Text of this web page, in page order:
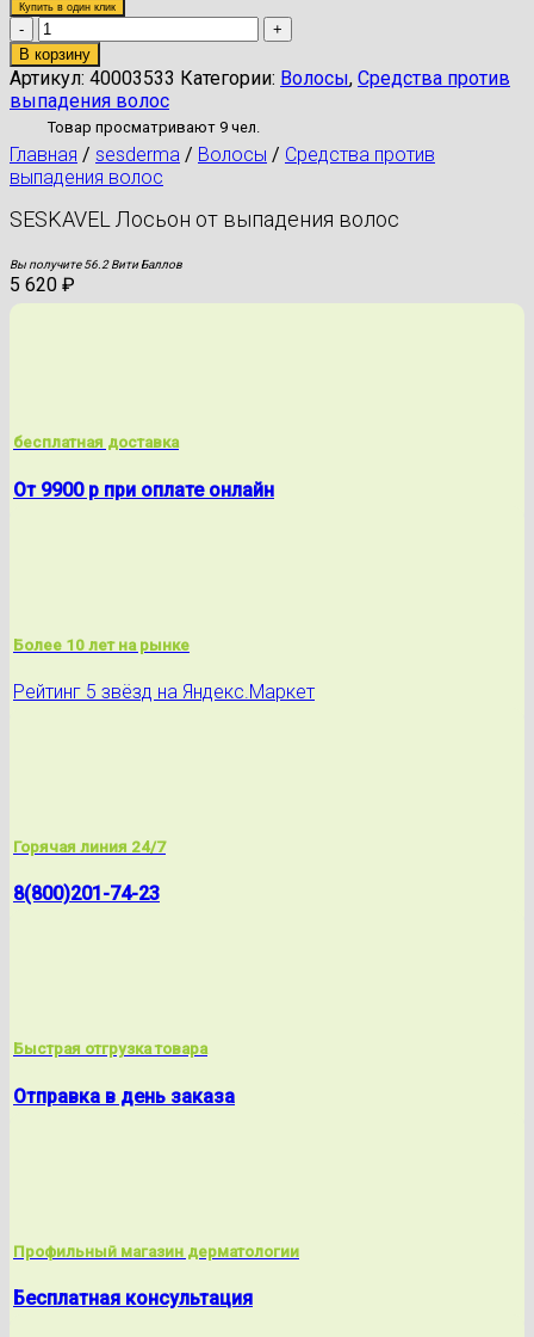
Купить в один клик
Количество
товара
SESKAVEL
Лосьон
от
выпадения
волос
В корзину
Артикул: 40003533 Категории: Волосы, Средства против
выпадения волос
Товар просматривают 9 чел.
Главная / sesderma / Волосы / Средства против
выпадения волос
SESKAVEL Лосьон от выпадения волос
Вы получите 56.2 Вити Баллов
5 620 ₽
бесплатная доставка
От 9900 р при оплате онлайн
Более 10 лет на рынке
Рейтинг 5 звёзд на Яндекс.Маркет
Горячая линия 24/7
8(800)201-74-23
Быстрая отгрузка товара
Отправка в день заказа
Профильный магазин дерматологии
Бесплатная консультация